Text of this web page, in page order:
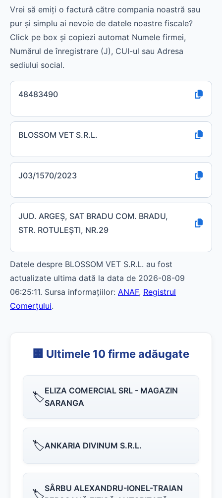
Vrei să emiți o factură către compania noastră sau
pur și simplu ai nevoie de datele noastre fiscale?
Click pe box și copiezi automat Numele firmei,
Numărul de înregistrare (J), CUI-ul sau Adresa
sediului social.
48483490
BLOSSOM VET S.R.L.
J03/1570/2023
JUD. ARGEŞ, SAT BRADU COM. BRADU,
STR. ROTULEŞTI, NR.29
Datele despre BLOSSOM VET S.R.L. au fost
actualizate ultima dată la data de 2026-08-09
06:25:11. Sursa informațiilor: ANAF, Registrul
Comerțului.
🏢 Ultimele 10 firme adăugate
🏷️ELIZA COMERCIAL SRL - MAGAZIN
SARANGA
🏷️ANKARIA DIVINUM S.R.L.
🏷️SÂRBU ALEXANDRU-IONEL-TRAIAN